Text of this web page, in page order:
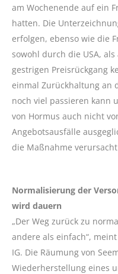
am Wochenende auf ein
hatten. Die
erfolgen, ebenso wie die
sowohl durch die USA,
gestrigen Preisrückgang
einmal Zurückhaltung an
noch viel passieren kann
von Hormus auch nicht
Angebotsausfälle
die Maßnahme
Normalisierung der
wird dauern
„Der Weg zurück zu
andere als einfach“,
IG. Die Räumung von
Wiederherstellung eines